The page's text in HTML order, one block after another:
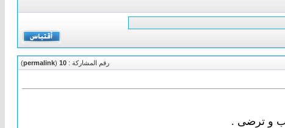
رقم المشاركة : 10
(
permalink
)
و ترضى .